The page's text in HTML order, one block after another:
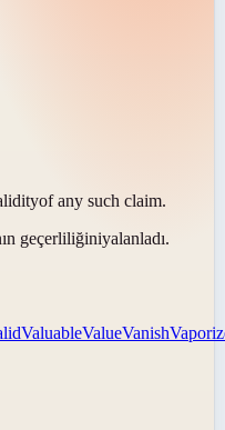
of any such claim.
geçerliliğiniyalanladı.
ValuableValueVanish